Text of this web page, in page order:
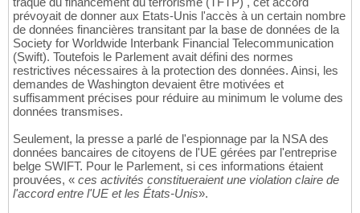
prévoyait de donner aux Etats-Unis l'accès à un certain nombre
de données financières transitant par la base de données de la
Society for Worldwide Interbank Financial Telecommunication
(Swift). Toutefois le Parlement avait défini des normes
restrictives nécessaires à la protection des données. Ainsi, les
demandes de Washington devaient être motivées et
suffisamment précises pour réduire au minimum le volume des
données transmises.
Seulement, la presse a parlé de l'espionnage par la NSA des
données bancaires de citoyens de l'UE gérées par l'entreprise
belge SWIFT. Pour le Parlement, si ces informations étaient
prouvées, « ces activités constitueraient une violation claire de
l'accord entre l'UE et les États-Unis».